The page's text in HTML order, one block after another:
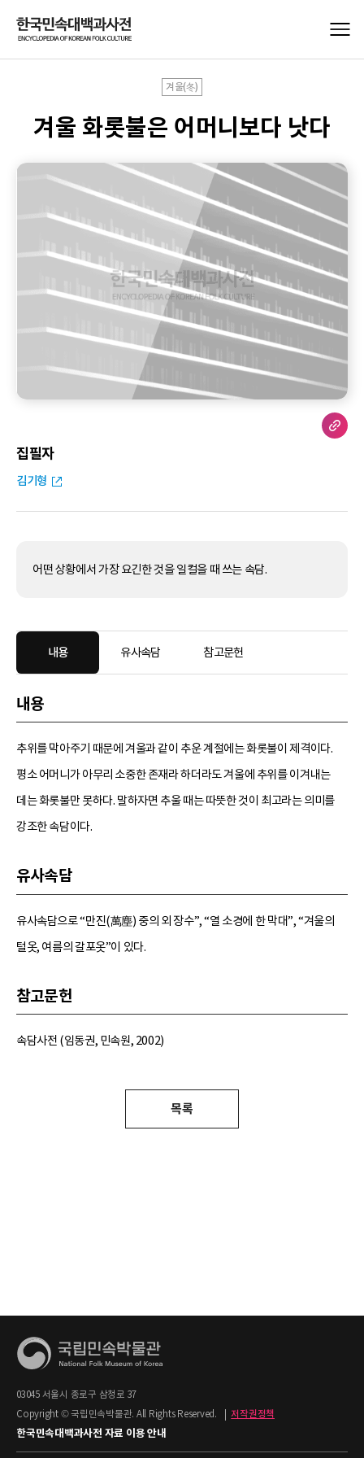
겨울(冬)
겨울 화롯불은 어머니보다 낫다
집필자
김기형
어떤 상황에서 가장 요긴한 것을 일컬을 때 쓰는 속담.
내용 유사속담 참고문헌
내용
추위를 막아주기 때문에 겨울과 같이 추운 계절에는 화롯불이 제격이다.
평소 어머니가 아무리 소중한 존재라 하더라도 겨울에 추위를 이겨내는
데는 화롯불만 못하다. 말하자면 추울 때는 따뜻한 것이 최고라는 의미를
강조한 속담이다.
유사속담
유사속담으로 “만진(萬塵) 중의 외 장수”, “열 소경에 한 막대”, “겨울의
털옷, 여름의 갈포옷”이 있다.
참고문헌
속담사전 (임동권, 민속원, 2002)
목록
03045 서울시 종로구 삼청로 37
Copyright © 국립민속박물관. All Rights Reserved.
저작권정책
한국민속대백과사전 자료 이용 안내